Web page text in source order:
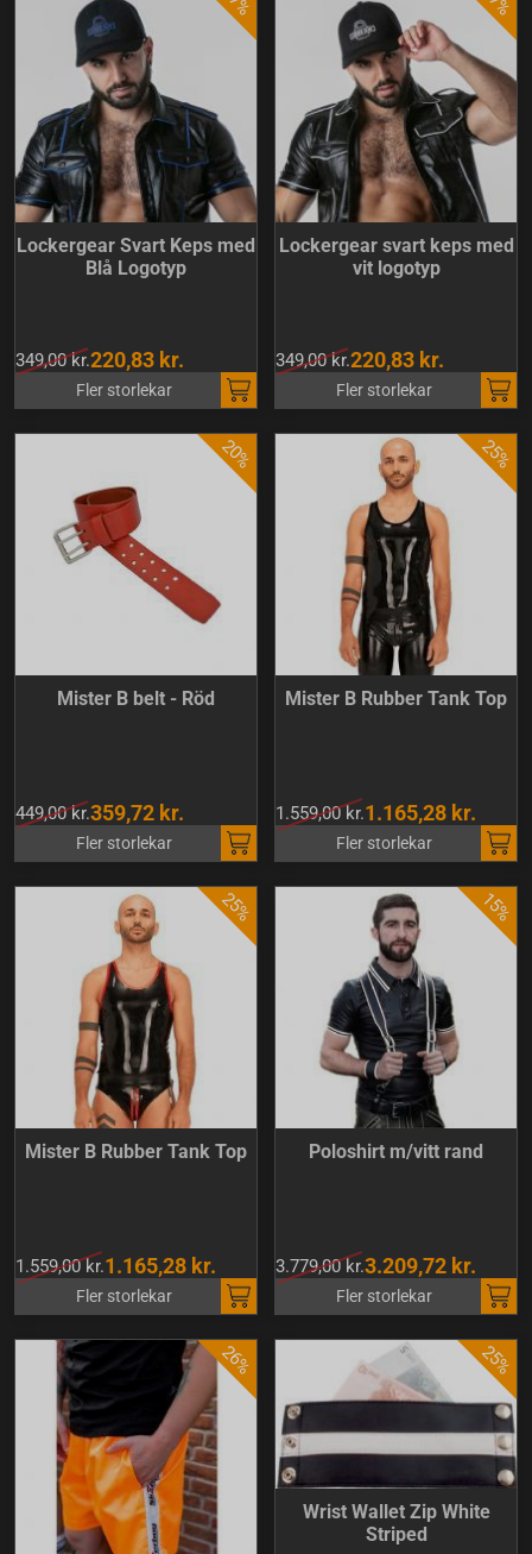
Lockergear Svart Keps med
Blå Logotyp
349,00 kr.220,83 kr.
Fler storlekar
Lockergear svart keps med
vit logotyp
349,00 kr.220,83 kr.
Fler storlekar
Mister B belt - Röd
449,00 kr.359,72 kr.
Fler storlekar
Mister B Rubber Tank Top
1.559,00 kr.1.165,28 kr.
Fler storlekar
Mister B Rubber Tank Top
1.559,00 kr.1.165,28 kr.
Fler storlekar
Poloshirt m/vitt rand
3.779,00 kr.3.209,72 kr.
Fler storlekar
Wrist Wallet Zip White
Striped